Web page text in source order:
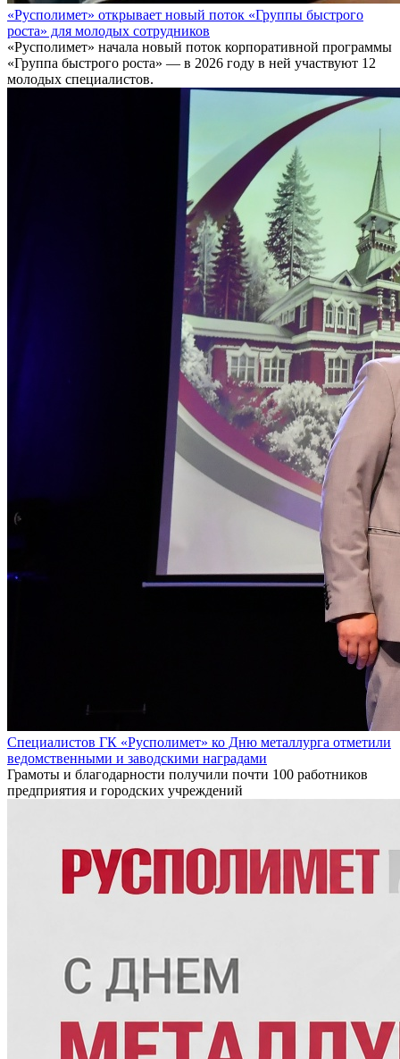
«Русполимет» открывает новый поток «Группы быстрого
роста» для молодых сотрудников
«Русполимет» начала новый поток корпоративной программы
«Группа быстрого роста» — в 2026 году в ней участвуют 12
молодых специалистов.
Специалистов ГК «Русполимет» ко Дню металлурга отметили
ведомственными и заводскими наградами
Грамоты и благодарности получили почти 100 работников
предприятия и городских учреждений